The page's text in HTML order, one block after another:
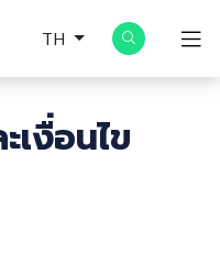
TH
เงื่อนไข